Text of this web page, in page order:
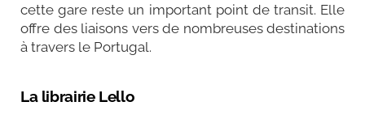
cette gare reste un important point de transit. Elle
offre des liaisons vers de nombreuses destinations
à travers le Portugal.
La librairie Lello